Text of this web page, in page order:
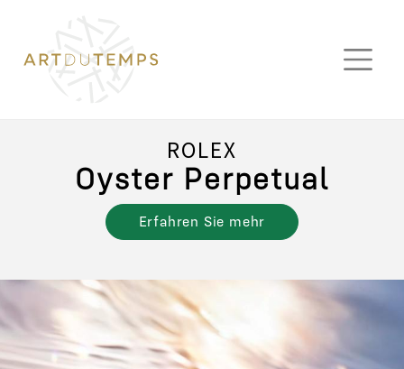
ROLEX
Oyster Perpetual
Erfahren Sie mehr